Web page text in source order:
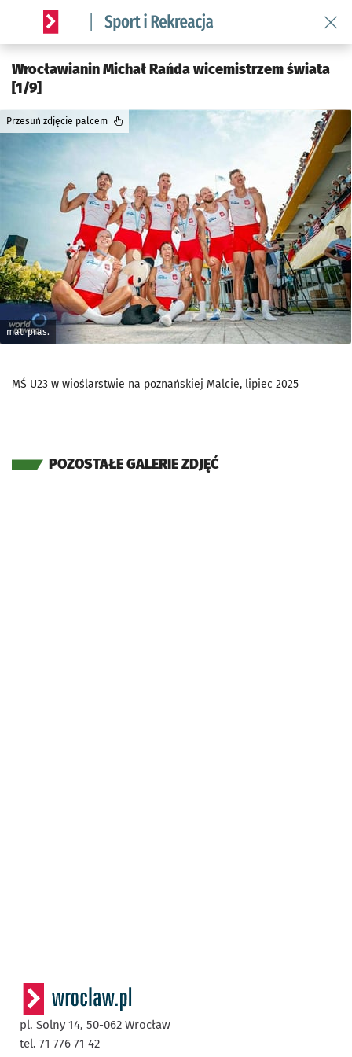
Serwis informacyjny wroclaw.pl podserwis: Sport i rekreacja
Wrocławianin Michał Rańda wicemistrzem świata
[1/9]
mat. pras.
Przesuń zdjęcie palcem
MŚ U23 w wioślarstwie na poznańskiej Malcie, lipiec 2025
POZOSTAŁE GALERIE ZDJĘĆ
pl. Solny 14, 50-062 Wrocław
tel. 71 776 71 42